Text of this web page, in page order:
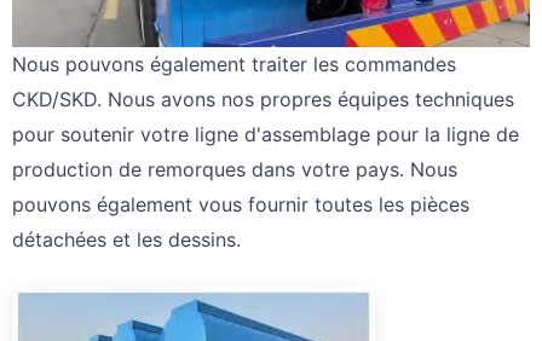
Nous pouvons également traiter les commandes
CKD/SKD. Nous avons nos propres équipes techniques
pour soutenir votre ligne d'assemblage pour la ligne de
production de remorques dans votre pays. Nous
pouvons également vous fournir toutes les pièces
détachées et les dessins.